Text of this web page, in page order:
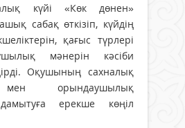
күйі «Көк дөнен»
сабақ өткізіп, күйдің
қағыс түрлері
мәнерін кәсіби
Оқушының сахналық
мен орындаушылық
дамытуға ерекше көңіл